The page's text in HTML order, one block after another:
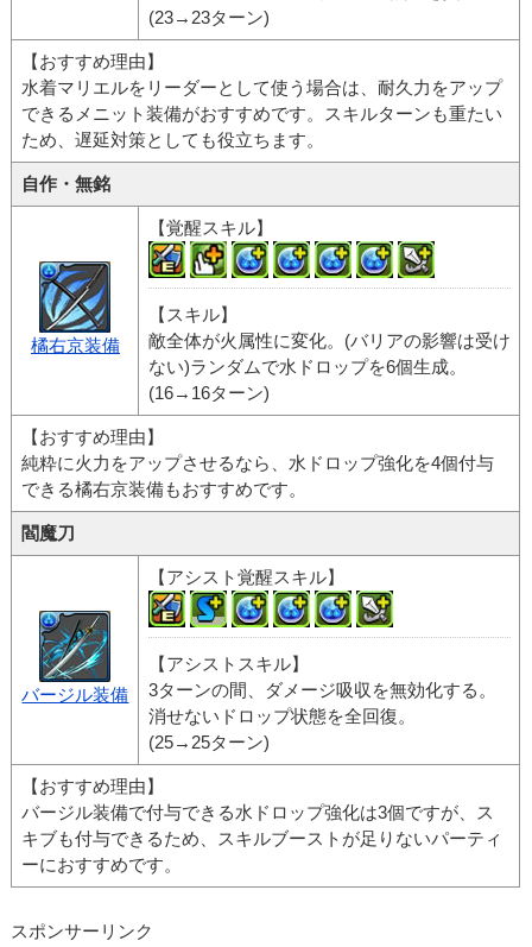
(23→23ターン)
【おすすめ理由】
水着マリエルをリーダーとして使う場合は、耐久力をアップ
できるメニット装備がおすすめです。スキルターンも重たい
ため、遅延対策としても役立ちます。
自作・無銘
橘右京装備
【覚醒スキル】
【スキル】
敵全体が火属性に変化。(バリアの影響は受け
ない)ランダムで水ドロップを6個生成。
(16→16ターン)
【おすすめ理由】
純粋に火力をアップさせるなら、水ドロップ強化を4個付与
できる橘右京装備もおすすめです。
閻魔刀
バージル装備
【アシスト覚醒スキル】
【アシストスキル】
3ターンの間、ダメージ吸収を無効化する。
消せないドロップ状態を全回復。
(25→25ターン)
【おすすめ理由】
バージル装備で付与できる水ドロップ強化は3個ですが、ス
キブも付与できるため、スキルブーストが足りないパーティ
ーにおすすめです。
スポンサーリンク